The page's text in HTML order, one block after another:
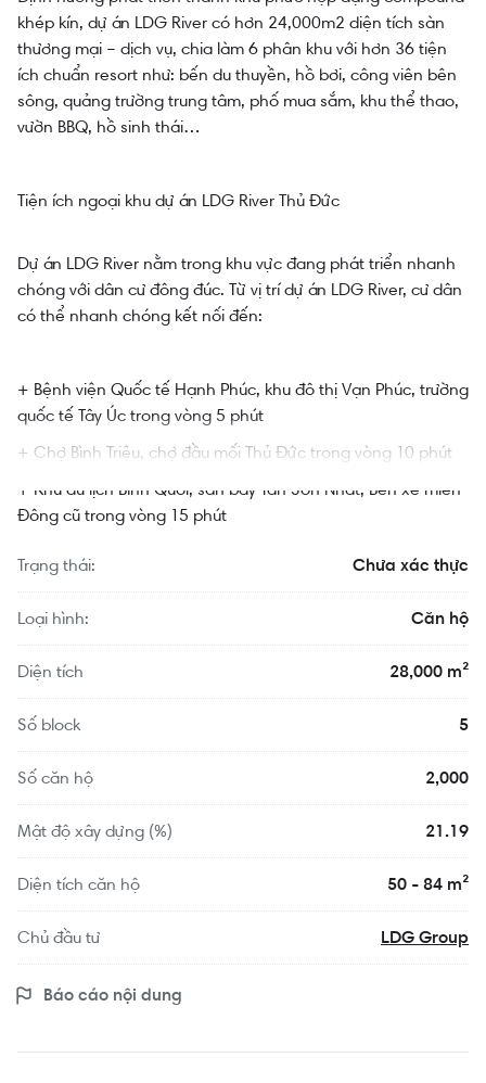
khép kín, dự án LDG River có hơn 24,000m2 diện tích sàn
thương mại – dịch vụ, chia làm 6 phân khu với hơn 36 tiện
ích chuẩn resort như: bến du thuyền, hồ bơi, công viên bên
sông, quảng trường trung tâm, phố mua sắm, khu thể thao,
vườn BBQ, hồ sinh thái…
Tiện ích ngoại khu dự án LDG River Thủ Đức
Dự án LDG River nằm trong khu vực đang phát triển nhanh
chóng với dân cư đông đúc. Từ vị trí dự án LDG River, cư dân
có thể nhanh chóng kết nối đến:
+ Bệnh viện Quốc tế Hạnh Phúc, khu đô thị Vạn Phúc, trường
quốc tế Tây Úc trong vòng 5 phút
+ Chợ Bình Triệu, chợ đầu mối Thủ Đức trong vòng 10 phút
+ Khu du lịch Bình Quới, sân bay Tân Sơn Nhất, Bến xe miền
Đông cũ trong vòng 15 phút
Trạng thái: Chưa xác thực
Loại hình: Căn hộ
Diện tích 28,000 m²
Số block 5
Số căn hộ 2,000
Mật độ xây dựng (%) 21.19
Diện tích căn hộ 50 - 84 m²
Chủ đầu tư LDG Group
Báo cáo nội dung